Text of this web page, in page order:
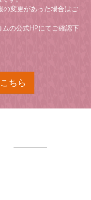
の変更があった場合はご
の公式HPにてご確認下
ちら